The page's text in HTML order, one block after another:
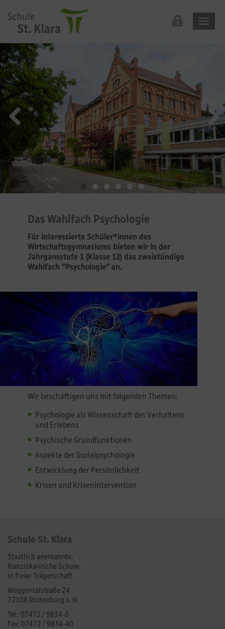
Das Wahlfach Psychologie
Für interessierte Schüler*innen des
Wirtschaftsgymnasiums bieten wir in der
Jahrgansstufe 1 (Klasse 12) das zweistündige
Wahlfach "Psychologie" an.
Wir beschäftigen uns mit folgenden Themen:
Psychologie als Wissenschaft des Verhaltens
und Erlebens
Psychische Grundfunktionen
Aspekte der Sozialpsychologie
Entwicklung der Persönlichkeit
Krisen und Krisenintervention
Schule St. Klara
Staatlich anerkannte,
franziskanische Schule
in freier Trägerschaft
Weggentalstraße 24
72108 Rottenburg a. N.
Tel.: 07472 / 9834-0
Fax: 07472 / 9834-40